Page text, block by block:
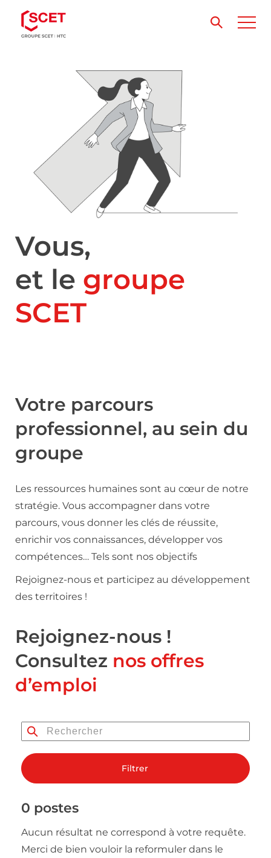
Vous,
et le groupe
SCET
Votre parcours
professionnel, au sein du
groupe
Les ressources humaines sont au cœur de notre
stratégie. Vous accompagner dans votre
parcours, vous donner les clés de réussite,
enrichir vos connaissances, développer vos
compétences… Tels sont nos objectifs
Rejoignez-nous et participez au développement
des territoires !
Rejoignez-nous !
Consultez nos offres
d’emploi
Filtrer
0 postes
Aucun résultat ne correspond à votre requête.
Merci de bien vouloir la reformuler dans le